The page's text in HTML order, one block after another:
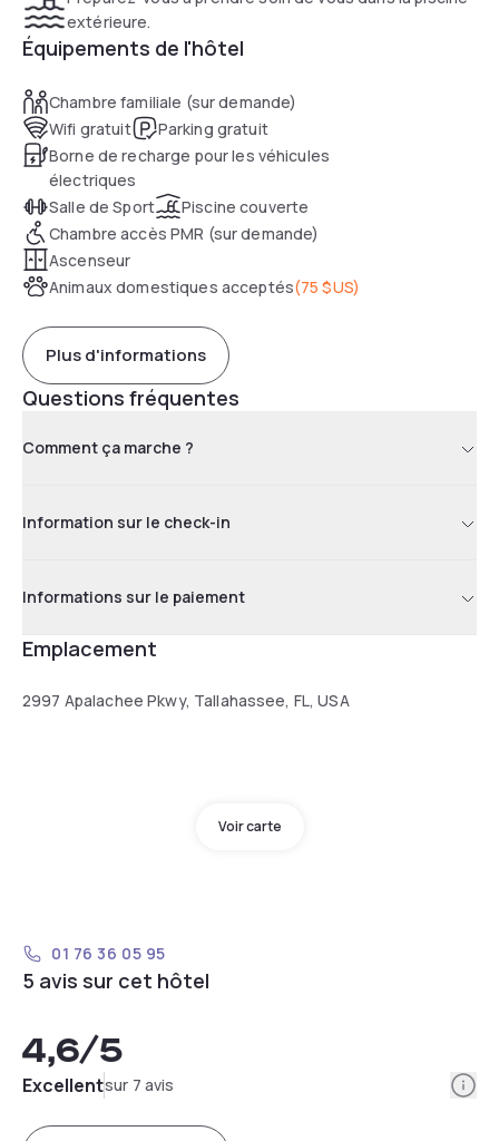
extérieure.
Équipements de l'hôtel
Chambre familiale (sur demande)
Wifi gratuit
Parking gratuit
Borne de recharge pour les véhicules
électriques
Salle de Sport
Piscine couverte
Chambre accès PMR (sur demande)
Ascenseur
Animaux domestiques acceptés(75 $US)
Plus d'informations
Questions fréquentes
Comment ça marche ?
Information sur le check-in
Informations sur le paiement
Emplacement
2997 Apalachee Pkwy, Tallahassee, FL, USA
Voir carte
01 76 36 05 95
5 avis sur cet hôtel
4,6/5
Excellentsur 7 avis